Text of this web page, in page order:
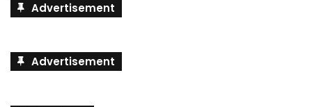
Advertisement
Advertisement